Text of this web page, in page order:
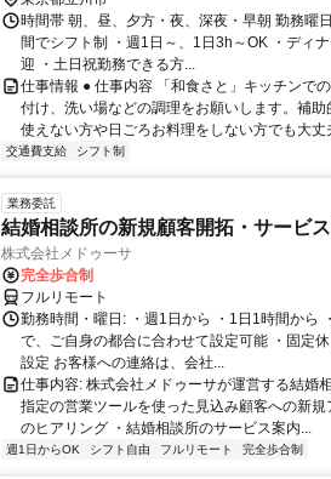
時間帯 朝、昼、夕方・夜、深夜・早朝 勤務曜
間でシフト制 ・週1日～、1日3h～OK ・ディ
迎 ・土日祝勤務できる方...
仕事情報 ● 仕事内容 「和食さと」キッチンで
付け、洗い場などの調理をお願いします。補
使えない方や日ごろお料理をしない方でも大丈
交通費支給 シフト制
業務委託
結婚相談所の新規顧客開拓・サービ
株式会社メドゥーサ
完全歩合制
フルリモート
勤務時間・曜日: ・週1日から ・1日1時間から
で、ご自身の都合に合わせて設定可能 ・固定
設定 お客様への連絡は、会社...
仕事内容: 株式会社メドゥーサが運営する結婚
指定の営業ツールを使った見込み顧客への新
のヒアリング ・結婚相談所のサービス案内...
週1日からOK シフト自由 フルリモート 完全歩合制